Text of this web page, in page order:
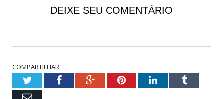
DEIXE SEU COMENTÁRIO
COMPARTILHAR:
TwitterFacebookGoogle+PinterestLinkedInTumblr
Email